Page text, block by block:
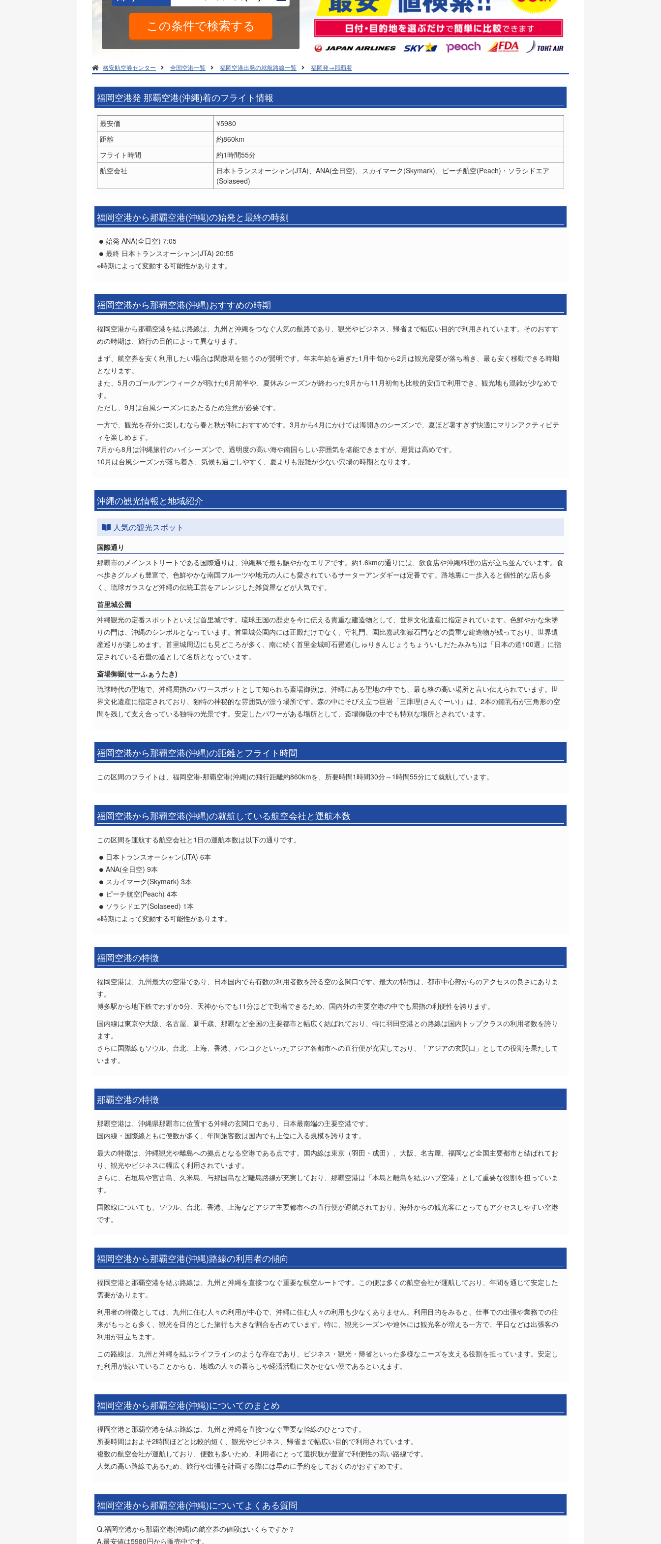
格安航空券センター 全国空港一覧 福岡空港出発の就航路線一覧 福岡発→那覇着
福岡空港発 那覇空港(沖縄)着のフライト情報
最安価
¥5980
距離
約860km
フライト時間
約1時間55分
航空会社
日本トランスオーシャン(JTA)、ANA(全日空)、スカイマーク(Skymark)、ピーチ航空(Peach)・ソラシドエア
(Solaseed)
福岡空港から那覇空港(沖縄)の始発と最終の時刻
始発 ANA(全日空) 7:05
最終 日本トランスオーシャン(JTA) 20:55
※時期によって変動する可能性があります。
福岡空港から那覇空港(沖縄)おすすめの時期
福岡空港から那覇空港を結ぶ路線は、九州と沖縄をつなぐ人気の航路であり、観光やビジネス、帰省まで幅広い目的で利用されています。そのおすす
めの時期は、旅行の目的によって異なります。
まず、航空券を安く利用したい場合は閑散期を狙うのが賢明です。年末年始を過ぎた1月中旬から2月は観光需要が落ち着き、最も安く移動できる時期
となります。
また、5月のゴールデンウィークが明けた6月前半や、夏休みシーズンが終わった9月から11月初旬も比較的安価で利用でき、観光地も混雑が少なめで
す。
ただし、9月は台風シーズンにあたるため注意が必要です。
一方で、観光を存分に楽しむなら春と秋が特におすすめです。3月から4月にかけては海開きのシーズンで、夏ほど暑すぎず快適にマリンアクティビテ
ィを楽しめます。
7月から8月は沖縄旅行のハイシーズンで、透明度の高い海や南国らしい雰囲気を堪能できますが、運賃は高めです。
10月は台風シーズンが落ち着き、気候も過ごしやすく、夏よりも混雑が少ない穴場の時期となります。
沖縄の観光情報と地域紹介
人気の観光スポット
国際通り
那覇市のメインストリートである国際通りは、沖縄県で最も賑やかなエリアです。約1.6kmの通りには、飲食店や沖縄料理の店が立ち並んでいます。食
べ歩きグルメも豊富で、色鮮やかな南国フルーツや地元の人にも愛されているサーターアンダギーは定番です。路地裏に一歩入ると個性的な店も多
く、琉球ガラスなど沖縄の伝統工芸をアレンジした雑貨屋などが人気です。
首里城公園
沖縄観光の定番スポットといえば首里城です。琉球王国の歴史を今に伝える貴重な建造物として、世界文化遺産に指定されています。色鮮やかな朱塗
りの門は、沖縄のシンボルとなっています。首里城公園内には正殿だけでなく、守礼門、園比嘉武御嶽石門などの貴重な建造物が残っており、世界遺
産巡りが楽しめます。首里城周辺にも見どころが多く、南に続く首里金城町石畳道(しゅりきんじょうちょういしだたみみち)は「日本の道100選」に指
定されている石畳の道として名所となっています。
斎場御嶽(せーふぁうたき)
琉球時代の聖地で、沖縄屈指のパワースポットとして知られる斎場御嶽は、沖縄にある聖地の中でも、最も格の高い場所と言い伝えられています。世
界文化遺産に指定されており、独特の神秘的な雰囲気が漂う場所です。森の中にそびえ立つ巨岩「三庫理(さんぐーい)」は、2本の鍾乳石が三角形の空
間を残して支え合っている独特の光景です。安定したパワーがある場所として、斎場御嶽の中でも特別な場所とされています。
福岡空港から那覇空港(沖縄)の距離とフライト時間
この区間のフライトは、福岡空港-那覇空港(沖縄)の飛行距離約860kmを、所要時間1時間30分～1時間55分にて就航しています。
福岡空港から那覇空港(沖縄)の就航している航空会社と運航本数
この区間を運航する航空会社と1日の運航本数は以下の通りです。
日本トランスオーシャン(JTA) 6本
ANA(全日空) 9本
スカイマーク(Skymark) 3本
ピーチ航空(Peach) 4本
ソラシドエア(Solaseed) 1本
※時期によって変動する可能性があります。
福岡空港の特徴
福岡空港は、九州最大の空港であり、日本国内でも有数の利用者数を誇る空の玄関口です。最大の特徴は、都市中心部からのアクセスの良さにありま
す。
博多駅から地下鉄でわずか5分、天神からでも11分ほどで到着できるため、国内外の主要空港の中でも屈指の利便性を誇ります。
国内線は東京や大阪、名古屋、新千歳、那覇など全国の主要都市と幅広く結ばれており、特に羽田空港との路線は国内トップクラスの利用者数を誇り
ます。
さらに国際線もソウル、台北、上海、香港、バンコクといったアジア各都市への直行便が充実しており、「アジアの玄関口」としての役割を果たして
います。
那覇空港の特徴
那覇空港は、沖縄県那覇市に位置する沖縄の玄関口であり、日本最南端の主要空港です。
国内線・国際線ともに便数が多く、年間旅客数は国内でも上位に入る規模を誇ります。
最大の特徴は、沖縄観光や離島への拠点となる空港である点です。国内線は東京（羽田・成田）、大阪、名古屋、福岡など全国主要都市と結ばれてお
り、観光やビジネスに幅広く利用されています。
さらに、石垣島や宮古島、久米島、与那国島など離島路線が充実しており、那覇空港は「本島と離島を結ぶハブ空港」として重要な役割を担っていま
す。
国際線についても、ソウル、台北、香港、上海などアジア主要都市への直行便が運航されており、海外からの観光客にとってもアクセスしやすい空港
です。
福岡空港から那覇空港(沖縄)路線の利用者の傾向
福岡空港と那覇空港を結ぶ路線は、九州と沖縄を直接つなぐ重要な航空ルートです。この便は多くの航空会社が運航しており、年間を通じて安定した
需要があります。
利用者の特徴としては、九州に住む人々の利用が中心で、沖縄に住む人々の利用も少なくありません。利用目的をみると、仕事での出張や業務での往
来がもっとも多く、観光を目的とした旅行も大きな割合を占めています。特に、観光シーズンや連休には観光客が増える一方で、平日などは出張客の
利用が目立ちます。
この路線は、九州と沖縄を結ぶライフラインのような存在であり、ビジネス・観光・帰省といった多様なニーズを支える役割を担っています。安定し
た利用が続いていることからも、地域の人々の暮らしや経済活動に欠かせない便であるといえます。
福岡空港から那覇空港(沖縄)についてのまとめ
福岡空港と那覇空港を結ぶ路線は、九州と沖縄を直接つなぐ重要な幹線のひとつです。
所要時間はおよそ2時間ほどと比較的短く、観光やビジネス、帰省まで幅広い目的で利用されています。
複数の航空会社が運航しており、便数も多いため、利用者にとって選択肢が豊富で利便性の高い路線です。
人気の高い路線であるため、旅行や出張を計画する際には早めに予約をしておくのがおすすめです。
福岡空港から那覇空港(沖縄)についてよくある質問
Q.福岡空港から那覇空港(沖縄)の航空券の値段はいくらですか？
A.最安値は5980円から販売中です。